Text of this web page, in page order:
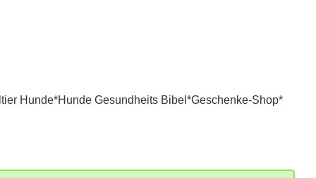
Hunde*Hunde Gesundheits Bibel*Geschenke-Shop*